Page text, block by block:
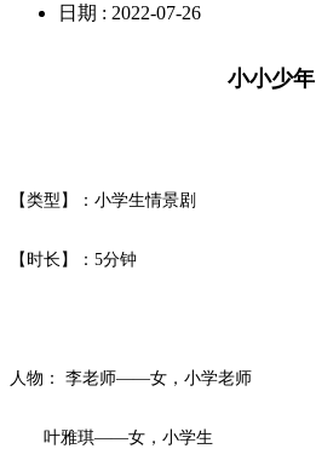
日期 : 2022-07-26
小小少年
【类型】：小学生情景剧
【时长】：5分钟
人物： 李老师——女，小学老师
叶雅琪——女，小学生